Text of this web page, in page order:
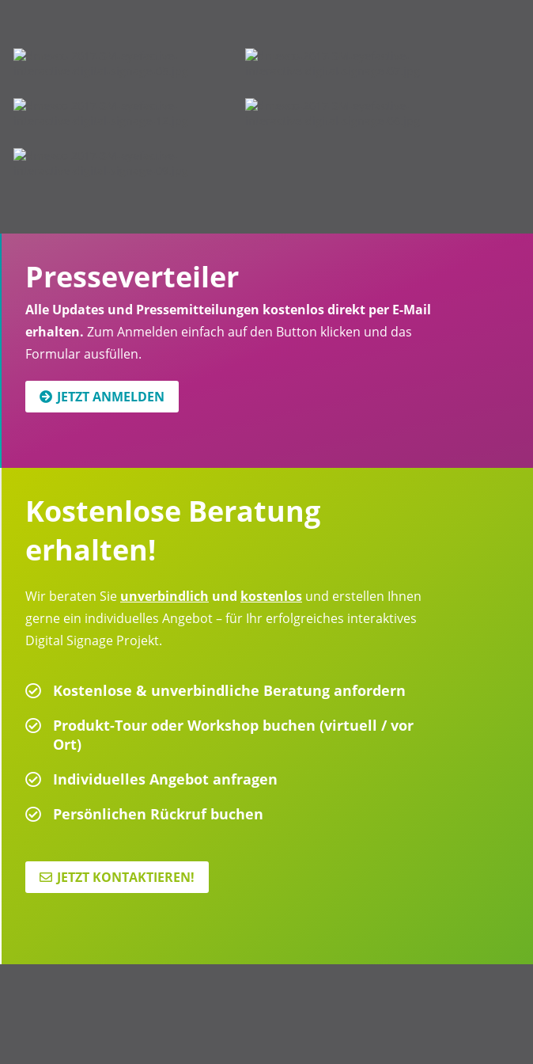
Presseverteiler
Alle Updates und Pressemitteilungen kostenlos direkt per E-Mail
erhalten. Zum Anmelden einfach auf den Button klicken und das
Formular ausfüllen.
JETZT ANMELDEN
Kostenlose Beratung
erhalten!
Wir beraten Sie unverbindlich und kostenlos und erstellen Ihnen
gerne ein individuelles Angebot – für Ihr erfolgreiches interaktives
Digital Signage Projekt.
Kostenlose & unverbindliche Beratung anfordern
Produkt-Tour oder Workshop buchen (virtuell / vor
Ort)
Individuelles Angebot anfragen
Persönlichen Rückruf buchen
JETZT KONTAKTIEREN!